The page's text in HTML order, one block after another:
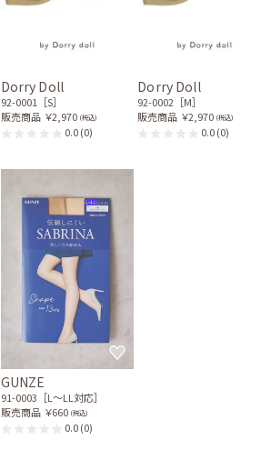
Dorry Doll
92-0001［S］
販売商品 ￥2,970 (税込)
0.0(0)
Dorry Doll
92-0002［M］
販売商品 ￥2,970 (税込)
0.0(0)
GUNZE
91-0003［L〜LL対応］
販売商品 ￥660 (税込)
0.0(0)